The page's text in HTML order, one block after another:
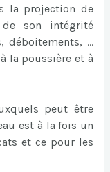
la projection de
son intégrité
déboitements, …
la poussière et à
peut être
est à la fois un
et ce pour les